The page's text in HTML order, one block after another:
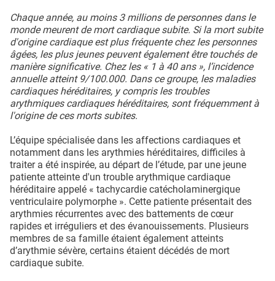
Chaque année, au moins 3 millions de personnes dans le
monde meurent de mort cardiaque subite. Si la mort subite
d'origine cardiaque est plus fréquente chez les personnes
âgées, les plus jeunes peuvent également être touchés de
manière significative. Chez les « 1 à 40 ans », l’incidence
annuelle atteint 9/100.000. Dans ce groupe, les maladies
cardiaques héréditaires, y compris les troubles
arythmiques cardiaques héréditaires, sont fréquemment à
l'origine de ces morts subites.
L’équipe spécialisée dans les affections cardiaques et
notamment dans les arythmies héréditaires, difficiles à
traiter a été inspirée, au départ de l’étude, par une jeune
patiente atteinte d'un trouble arythmique cardiaque
héréditaire appelé « tachycardie catécholaminergique
ventriculaire polymorphe ». Cette patiente présentait des
arythmies récurrentes avec des battements de cœur
rapides et irréguliers et des évanouissements. Plusieurs
membres de sa famille étaient également atteints
d’arythmie sévère, certains étaient décédés de mort
cardiaque subite.